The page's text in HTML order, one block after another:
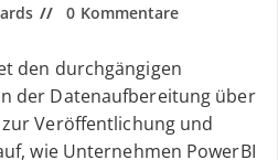
0 Kommentare
den durchgängigen
der Datenaufbereitung über
zur Veröffentlichung und
wie Unternehmen PowerBI